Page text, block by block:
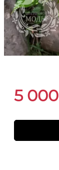
5 000